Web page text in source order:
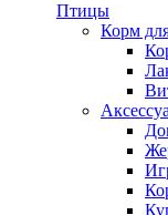
Птицы
Корм